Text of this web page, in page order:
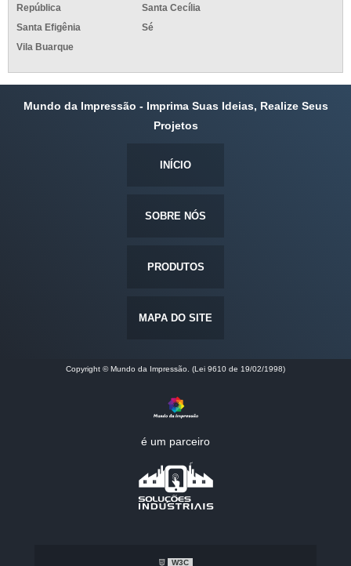
República
Santa Cecília
Santa Efigênia
Sé
Vila Buarque
Mundo da Impressão - Imprima Suas Ideias, Realize Seus
Projetos
INÍCIO
SOBRE NÓS
PRODUTOS
MAPA DO SITE
Copyright © Mundo da Impressão. (Lei 9610 de 19/02/1998)
é um parceiro
W3C